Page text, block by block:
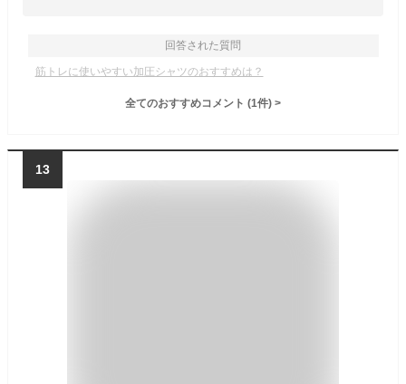
回答された質問
筋トレに使いやすい加圧シャツのおすすめは？
全てのおすすめコメント (1件) >
13